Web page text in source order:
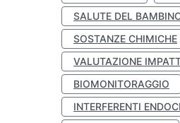
SALUTE DEL
SOSTANZE CHIMICHE
VALUTAZIONE
BIOMONITORAGGIO
INTERFERENTI